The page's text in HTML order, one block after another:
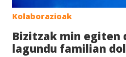
Kolaborazioak
Bizitzak min egiten
lagundu familian